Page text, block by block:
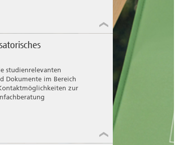
studienrelevanten
Dokumente im Bereich
zur